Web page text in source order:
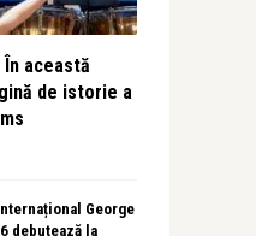
această
de istorie a
George
debutează la